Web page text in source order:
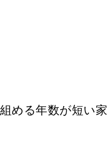
める年数が短い家